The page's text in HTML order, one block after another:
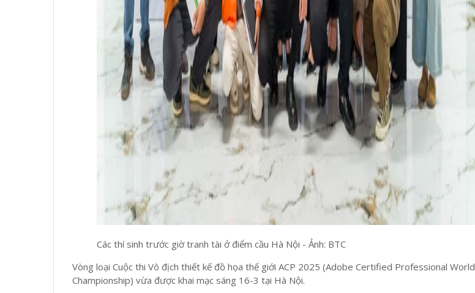
Các thí sinh trước giờ tranh tài ở điểm cầu Hà Nội - Ảnh: BTC
Vòng loại Cuộc thi Vô địch thiết kế đồ họa thế giới ACP 2025 (Adobe Certified Professional World
Championship) vừa được khai mạc sáng 16-3 tại Hà Nội.